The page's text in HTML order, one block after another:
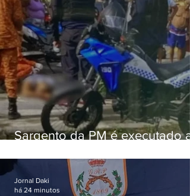
Sargento da PM é executado a
em Vaz Lobo
Jornal Daki
há 24 minutos